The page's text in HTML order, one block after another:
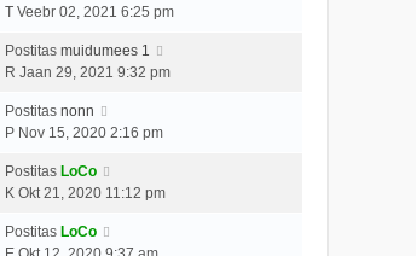
T Veebr 02, 2021 6:25 pm
Postitas muidumees 1
R Jaan 29, 2021 9:32 pm
Postitas nonn
P Nov 15, 2020 2:16 pm
Postitas LoCo
K Okt 21, 2020 11:12 pm
Postitas LoCo